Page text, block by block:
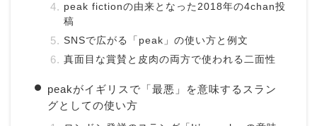
peak fictionの由来となった2018年の4chan投
稿
SNSで広がる「peak」の使い方と例文
真面目な賞賛と皮肉の両方で使われる二面性
peakがイギリスで「最悪」を意味するスラン
グとしての使い方